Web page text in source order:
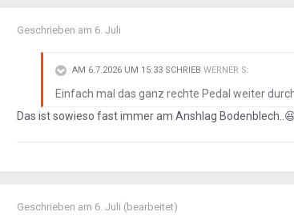
Geschrieben am 6. Juli
AM 6.7.2026 UM 15:33 SCHRIEB WERNER S:
Einfach mal das ganz rechte Pedal weiter
Das ist sowieso fast immer am Anshlag Bodenblech..
Geschrieben am 6. Juli (bearbeitet)